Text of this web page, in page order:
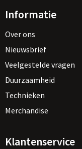
Informatie
Over ons
Nieuwsbrief
Veelgestelde vragen
Duurzaamheid
Technieken
Merchandise
Klantenservice